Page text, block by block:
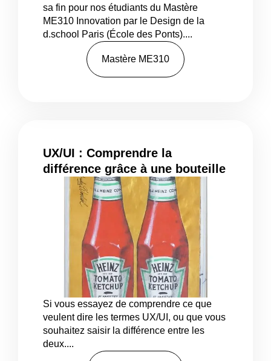
sa fin pour nos étudiants du Mastère
ME310 Innovation par le Design de la
d.school Paris (École des Ponts)....
Mastère ME310
UX/UI : Comprendre la
différence grâce à une bouteille
de ketchup
Si vous essayez de comprendre ce que
veulent dire les termes UX/UI, ou que vous
souhaitez saisir la différence entre les
deux....